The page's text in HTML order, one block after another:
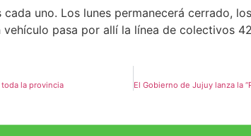
uno. Los lunes permanecerá cerrado,
pasa por allí la línea de colectivos
la provincia